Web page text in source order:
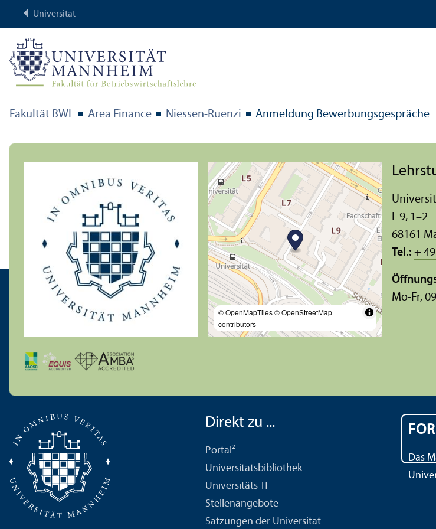
Universität
Fakultät BWL Area Finance Niessen-Ruenzi Anmeldung Bewerbungs­gespräche
© OpenMapTiles© OpenStreetMap
contributors
L 9, 1–2
68161
Tel.: +
Mo-Fr,
Direkt zu ...
Portal²
Universitäts­bibliothek
Universitäts-IT
Stellenangebote
Satzungen der Universität
Das